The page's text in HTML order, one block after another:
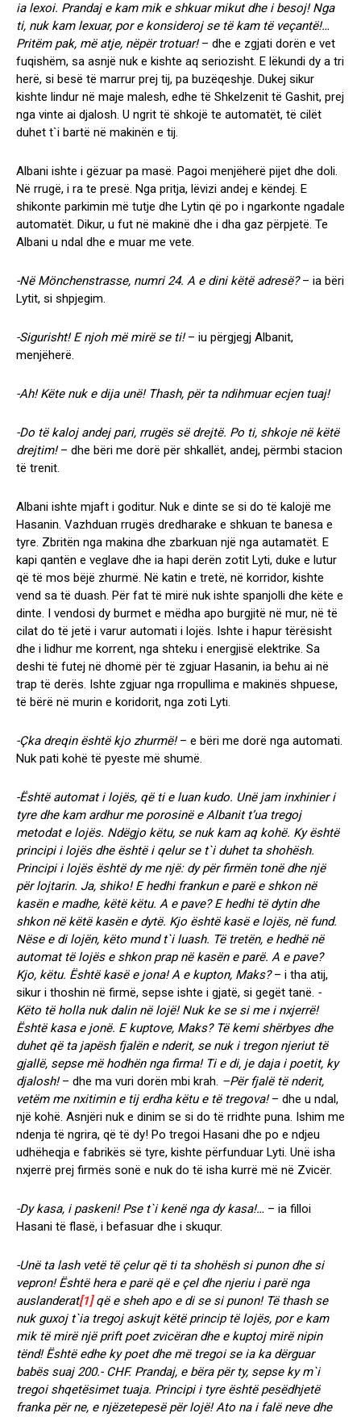
ia lexoi. Prandaj e kam mik e shkuar mikut dhe i besoj! Nga
ti, nuk kam lexuar, por e konsideroj se të kam të veçantë!…
Pritëm pak, më atje, nëpër trotuar!– dhe e zgjati dorën e vet
fuqishëm, sa asnjë nuk e kishte aq seriozisht. E lëkundi dy a tri
herë, si besë të marrur prej tij, pa buzëqeshje. Dukej sikur
kishte lindur në maje malesh, edhe të Shkelzenit të Gashit, prej
nga vinte ai djalosh. U ngrit të shkojë te automatët, të cilët
duhet t`i bartë në makinën e tij.
Albani ishte i gëzuar pa masë. Pagoi menjëherë pijet dhe doli.
Në rrugë, i ra te presë. Nga pritja, lëvizi andej e këndej. E
shikonte parkimin më tutje dhe Lytin që po i ngarkonte ngadale
automatët. Dikur, u fut në makinë dhe i dha gaz përpjetë. Te
Albani u ndal dhe e muar me vete.
-Në Mönchenstrasse, numri 24. A e dini këtë adresë?– ia bëri
Lytit, si shpjegim.
-Sigurisht! E njoh më mirë se ti!– iu përgjegj Albanit,
menjëherë.
-Ah! Këte nuk e dija unë! Thash, për ta ndihmuar ecjen tuaj!
-Do të kaloj andej pari, rrugës së drejtë. Po ti, shkoje në këtë
drejtim!– dhe bëri me dorë për shkallët, andej, përmbi stacion
të trenit.
Albani ishte mjaft i goditur. Nuk e dinte se si do të kalojë me
Hasanin. Vazhduan rrugës dredharake e shkuan te banesa e
tyre. Zbritën nga makina dhe zbarkuan një nga autamatët. E
kapi qantën e veglave dhe ia hapi derën zotit Lyti, duke e lutur
që të mos bëjë zhurmë. Në katin e tretë, në korridor, kishte
vend sa të duash. Për fat të mirë nuk ishte spanjolli dhe këte e
dinte. I vendosi dy burmet e mëdha apo burgjitë në mur, në të
cilat do të jetë i varur automati i lojës. Ishte i hapur tërësisht
dhe i lidhur me korrent, nga shteku i energjisë elektrike. Sa
deshi të futej në dhomë për të zgjuar Hasanin, ia behu ai në
trap të derës. Ishte zgjuar nga rropullima e makinës shpuese,
të bërë në murin e koridorit, nga zoti Lyti.
-Çka dreqin është kjo zhurmë!– e bëri me dorë nga automati.
Nuk pati kohë të pyeste më shumë.
-Është automat i lojës, që ti e luan kudo. Unë jam inxhinier i
tyre dhe kam ardhur me porosinë e Albanit t’ua tregoj
metodat e lojës. Ndëgjo këtu, se nuk kam aq kohë. Ky është
principi i lojës dhe është i qelur se t`i duhet ta shohësh.
Principi i lojës është dy me një: dy për firmën tonë dhe një
për lojtarin. Ja, shiko! E hedhi frankun e parë e shkon në
kasën e madhe, këtë këtu. A e pave? E hedhi të dytin dhe
shkon në këtë kasën e dytë. Kjo është kasë e lojës, në fund.
Nëse e di lojën, këto mund t`i luash. Të tretën, e hedhë në
automat të lojës e shkon prap në kasën e parë. A e pave?
Kjo, këtu. Është kasë e jona! A e kupton, Maks?– i tha atij,
sikur i thoshin në firmë, sepse ishte i gjatë, si gegët tanë. -
Këto të holla nuk dalin në lojë! Nuk ke se si me i nxjerrë!
Është kasa e jonë. E kuptove, Maks? Të kemi shërbyes dhe
duhet që ta japësh fjalën e nderit, se nuk i tregon njeriut të
gjallë, sepse më hodhën nga firma! Ti e di, je daja i poetit, ky
djalosh!– dhe ma vuri dorën mbi krah. –Për fjalë të nderit,
vetëm me nxitimin e tij erdha këtu e të tregova!– dhe u ndal,
një kohë. Asnjëri nuk e dinim se si do të rridhte puna. Ishim me
ndenja të ngrira, që të dy! Po tregoi Hasani dhe po e ndjeu
udhëheqja e fabrikës së tyre, kishte përfunduar Lyti. Unë isha
nxjerrë prej firmës sonë e nuk do të isha kurrë më në Zvicër.
-Dy kasa, i paskeni! Pse t`i kenë nga dy kasa!… – ia filloi
Hasani të flasë, i befasuar dhe i skuqur.
-Unë ta lash vetë të çelur që ti ta shohësh si punon dhe si
vepron! Është hera e parë që e çel dhe njeriu i parë nga
auslanderat[1]që e sheh apo e di se si punon! Të thash se
nuk guxoj t`ia tregoj askujt këtë princip të lojës, por e kam
mik të mirë një prift poet zvicëran dhe e kuptoj mirë nipin
tënd! Është edhe ky poet dhe më tregoi se ia ka dërguar
babës suaj 200.- CHF. Prandaj, e bëra për ty, sepse ky m`i
tregoi shqetësimet tuaja. Principi i tyre është pesëdhjetë
franka për ne, e njëzetepesë për lojë! Ato na i falë neve dhe